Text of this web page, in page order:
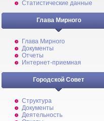
Статистические данные
Глава Мирного
Глава Мирного
Документы
Отчеты
Интернет-приемная
Городской Совет
Структура
Документы
Деятельность